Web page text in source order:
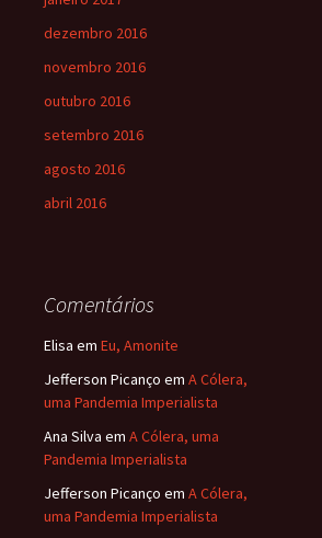
dezembro 2016
novembro 2016
outubro 2016
setembro 2016
agosto 2016
abril 2016
Comentários
Elisa em Eu, Amonite
Jefferson Picanço em A Cólera,
uma Pandemia Imperialista
Ana Silva em A Cólera, uma
Pandemia Imperialista
Jefferson Picanço em A Cólera,
uma Pandemia Imperialista